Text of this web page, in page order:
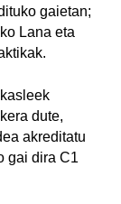
gaietan;
Lana eta
dute,
akreditatu
gai dira C1